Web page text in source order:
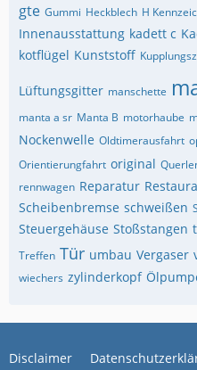
gte Gummi Heckblech H
Innenausstattung kadett c
kotflügel Kunststoff
Lüftungsgitter manschette
manta a sr Manta B motorhaube
Nockenwelle Oldtimerausfahrt
Orientierungfahrt original
rennwagen Reparatur
Scheibenbremse schweißen
Steuergehäuse Stoßstangen
Treffen Tür umbau Vergaser
wiechers zylinderkopf
Disclaimer